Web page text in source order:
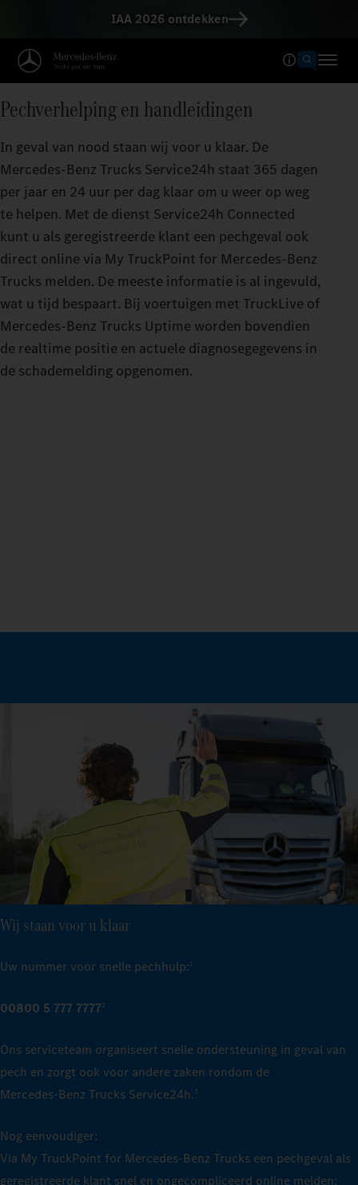
IAA 2026 ontdekken
Pechverhelping en handleidingen
In geval van nood staan wij voor u klaar. De
Mercedes-Benz Trucks Service24h staat 365 dagen
per jaar en 24 uur per dag klaar om u weer op weg
te helpen. Met de dienst Service24h Connected
kunt u als geregistreerde klant een pechgeval ook
direct online via My TruckPoint for Mercedes-Benz
Trucks melden. De meeste informatie is al ingevuld,
wat u tijd bespaart. Bij voertuigen met TruckLive of
Mercedes-Benz Trucks Uptime worden bovendien
de realtime positie en actuele diagnosegegevens in
de schademelding opgenomen.
Wij staan voor u klaar
Uw nummer voor snelle pechhulp:1
00800 5 777 77772
Ons serviceteam organiseert snelle ondersteuning in geval van
pech en zorgt ook voor andere zaken rondom de
Mercedes‑Benz Trucks Service24h.3
Nog eenvoudiger:
Via My TruckPoint for Mercedes‑Benz Trucks een pechgeval als
geregistreerde klant snel en ongecompliceerd online melden: